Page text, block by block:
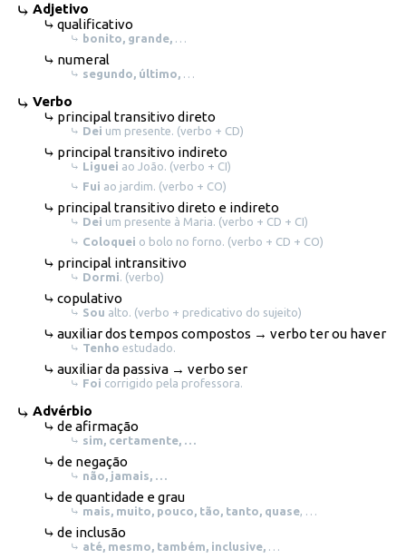
Adjetivo
qualificativo
bonito, grande, …
numeral
segundo, último, …
Verbo
principal transitivo direto
Dei um presente. (verbo + CD)
principal transitivo indireto
Liguei ao João. (verbo + CI)
Fui ao jardim. (verbo + CO)
principal transitivo direto e indireto
Dei um presente à Maria. (verbo + CD + CI)
Coloquei o bolo no forno. (verbo + CD + CO)
principal intransitivo
Dormi. (verbo)
copulativo
Sou alto. (verbo + predicativo do sujeito)
auxiliar dos tempos compostos → verbo ter ou haver
Tenho estudado.
auxiliar da passiva → verbo ser
Foi corrigido pela professora.
Advérbio
de afirmação
sim, certamente, …
de negação
não, jamais, …
de quantidade e grau
mais, muito, pouco, tão, tanto, quase, …
de inclusão
até, mesmo, também, inclusive,…